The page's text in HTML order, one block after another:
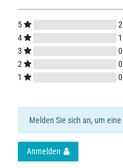
5
2
4
1
3
0
2
0
1
0
Melden Sie sich an, um
Anmelden